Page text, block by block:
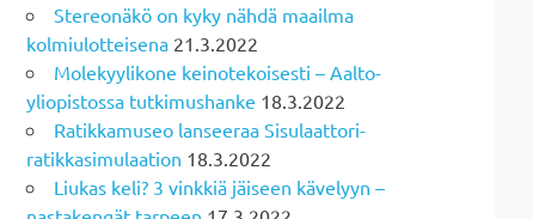
Stereonäkö on kyky nähdä maailma
kolmiulotteisena 21.3.2022
Molekyylikone keinotekoisesti – Aalto-
yliopistossa tutkimushanke 18.3.2022
Ratikkamuseo lanseeraa Sisulaattori-
ratikkasimulaation 18.3.2022
Liukas keli? 3 vinkkiä jäiseen kävelyyn –